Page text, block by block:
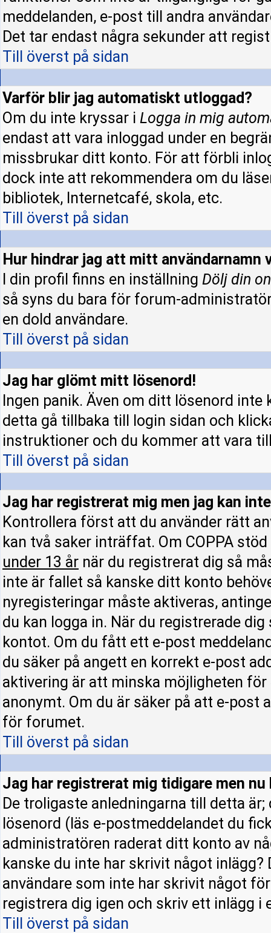
meddelanden, e-post till andra
Det tar endast några sekunder att
Till överst på sidan
Varför blir jag automatiskt utloggad?
Om du inte kryssar i Logga in mig
endast att vara inloggad under en
missbrukar ditt konto. För att förbli
dock inte att rekommendera om du
bibliotek, Internetcafé, skola, etc.
Till överst på sidan
Hur hindrar jag att mitt användarnamn
I din profil finns en inställning Dölj din
så syns du bara för forum-
en dold användare.
Till överst på sidan
Jag har glömt mitt lösenord!
Ingen panik. Även om ditt lösenord
detta gå tillbaka till login sidan och
instruktioner och du kommer att vara
Till överst på sidan
Jag har registrerat mig men jag kan
Kontrollera först att du använder rätt
kan två saker inträffat. Om COPPA
under 13 år när du registrerat dig så
inte är fallet så kanske ditt konto
nyregisteringar måste aktiveras,
du kan logga in. När du registrerade
kontot. Om du fått ett e-post
du säker på angett en korrekt e-post
aktivering är att minska möjligheten för
anonymt. Om du är säker på att e-
för forumet.
Till överst på sidan
Jag har registrerat mig tidigare men
De troligaste anledningarna till detta
lösenord (läs e-postmeddelandet du
administratören raderat ditt konto av
kanske du inte har skrivit något
användare som inte har skrivit något
registrera dig igen och skriv ett inlägg i
Till överst på sidan